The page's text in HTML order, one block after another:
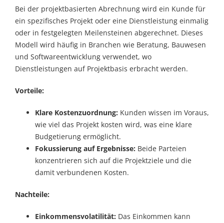
Bei der projektbasierten Abrechnung wird ein Kunde für
ein spezifisches Projekt oder eine Dienstleistung einmalig
oder in festgelegten Meilensteinen abgerechnet. Dieses
Modell wird häufig in Branchen wie Beratung, Bauwesen
und Softwareentwicklung verwendet, wo
Dienstleistungen auf Projektbasis erbracht werden.
Vorteile:
Klare Kostenzuordnung: Kunden wissen im Voraus,
wie viel das Projekt kosten wird, was eine klare
Budgetierung ermöglicht.
Fokussierung auf Ergebnisse: Beide Parteien
konzentrieren sich auf die Projektziele und die
damit verbundenen Kosten.
Nachteile:
Einkommensvolatilität: Das Einkommen kann